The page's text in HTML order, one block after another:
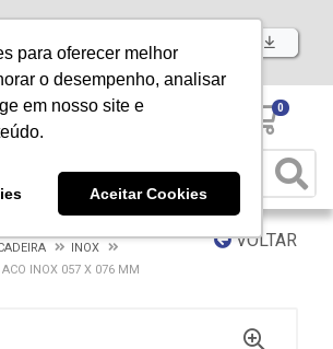
para oferecer melhor
o desempenho, analisar
em nosso site e
Aceitar Cookies
Baixe já nosso APP
0
VOLTAR
INOX
ACO INOX 057 X 076 MM